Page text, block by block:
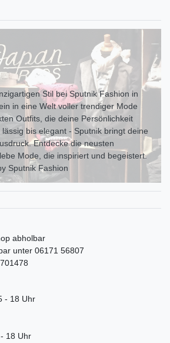
Stil bei Sputnik Fashion in
in eine Welt voller trendiger Mode
Outfits, die deine Persönlichkeit
bis elegant - Sputnik bringt deine
uck. Entdecke die neusten
Mode, die inspiriert und begeistert.
Sputnik Fashion
abholbar
unter 06171 56807
- 18 Uhr
18 Uhr